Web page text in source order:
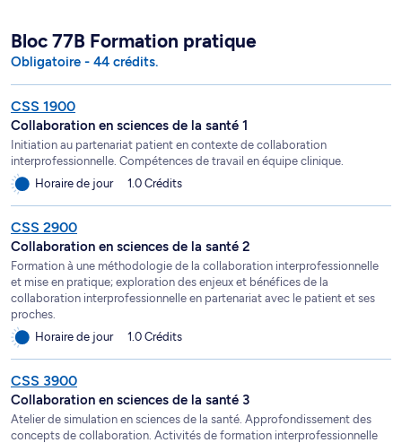
Bloc 77B Formation pratique
Obligatoire - 44 crédits.
CSS 1900
Collaboration en sciences de la santé 1
Initiation au partenariat patient en contexte de collaboration
interprofessionnelle. Compétences de travail en équipe clinique.
Horaire de jour
1.0 Crédits
CSS 2900
Collaboration en sciences de la santé 2
Formation à une méthodologie de la collaboration interprofessionnelle
et mise en pratique; exploration des enjeux et bénéfices de la
collaboration interprofessionnelle en partenariat avec le patient et ses
proches.
Horaire de jour
1.0 Crédits
CSS 3900
Collaboration en sciences de la santé 3
Atelier de simulation en sciences de la santé. Approfondissement des
concepts de collaboration. Activités de formation interprofessionnelle